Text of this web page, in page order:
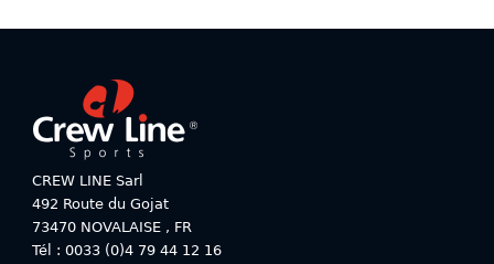
CREW LINE Sarl
492 Route du Gojat
73470 NOVALAISE , FR
Tél : 0033 (0)4 79 44 12 16